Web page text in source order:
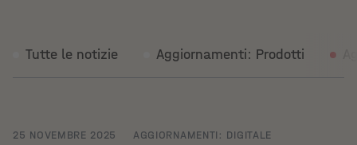
Tutte le notizie Aggiornamenti: Prodotti
25 NOVEMBRE 2025 AGGIORNAMENTI: DIGITALE